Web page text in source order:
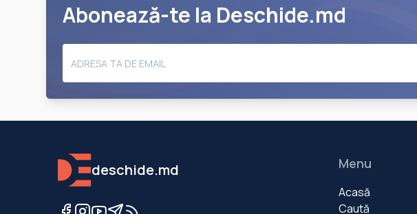
Abonează-te la Deschide.md
deschide.md Menu
Acasă
Caută